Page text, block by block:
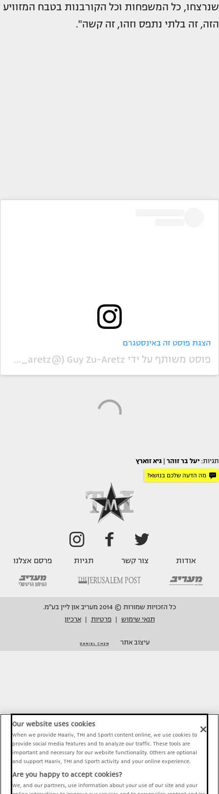
שנרצחו, כל המשפחות וכל הקורבנות בטבח המזוויע
הזה, זה בלתי נתפס וזהו, זה קשה".
הצגת פוסט זה באינסטגרם
פוסט משותף על ידי ‏‎Guy Zu-Aretz‎‏ (@‏‎guyzu_aretz‎‏)
תגיות: יעל בר זוהר גיא זוארץ
מה הדעה שלכם בנושא?
אודות צור קשר תגיות פרסם אצלנו
כל הזכויות שמורות © 2014 מעריב און ליין בע"מ.
תנאי שימוש
פרטיות ארכיון
עיצוב אתר
Our website uses cookies
When we provide Maariv, TMI and Sport1 content online, we use cookies to
provide social media features and to analyze our traffic. These tools are
important and necessary for our website functionality. Others are optional
and support Maariv, TMI and Sport1 activity and your online experience.
Are you happy to accept cookies?
We, and our partners, use information about your use of our site and your